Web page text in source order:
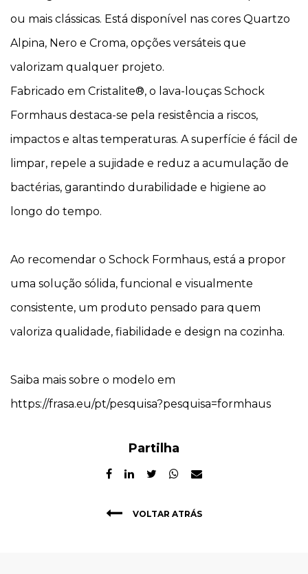
ou mais clássicas. Está disponível nas cores Quartzo
Alpina, Nero e Croma, opções versáteis que
valorizam qualquer projeto.
Fabricado em Cristalite®, o lava-louças Schock
Formhaus destaca-se pela resistência a riscos,
impactos e altas temperaturas. A superfície é fácil de
limpar, repele a sujidade e reduz a acumulação de
bactérias, garantindo durabilidade e higiene ao
longo do tempo.
Ao recomendar o Schock Formhaus, está a propor
uma solução sólida, funcional e visualmente
consistente, um produto pensado para quem
valoriza qualidade, fiabilidade e design na cozinha.
Saiba mais sobre o modelo em
https://frasa.eu/pt/pesquisa?pesquisa=formhaus
Partilha
VOLTAR ATRÁS